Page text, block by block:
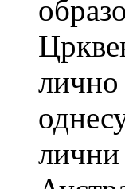
лично
лични